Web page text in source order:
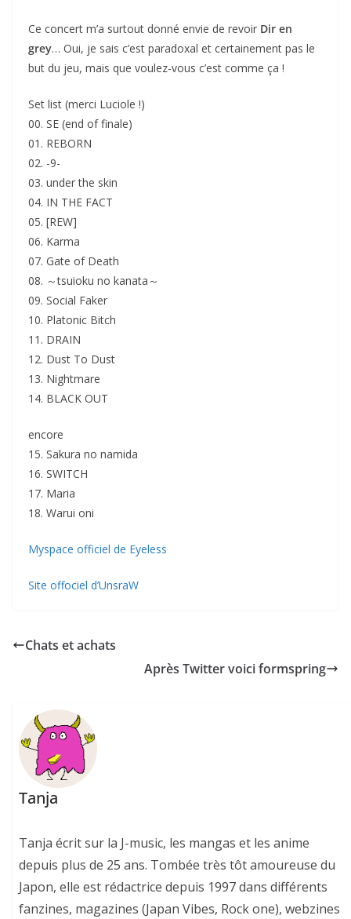
Ce concert m’a surtout donné envie de revoir Dir en
grey… Oui, je sais c’est paradoxal et certainement pas le
but du jeu, mais que voulez-vous c’est comme ça !
Set list (merci Luciole !)
00. SE (end of finale)
01. REBORN
02. -9-
03. under the skin
04. IN THE FACT
05. [REW]
06. Karma
07. Gate of Death
08. ～tsuioku no kanata～
09. Social Faker
10. Platonic Bitch
11. DRAIN
12. Dust To Dust
13. Nightmare
14. BLACK OUT
encore
15. Sakura no namida
16. SWITCH
17. Maria
18. Warui oni
Myspace officiel de Eyeless
Site offociel d’UnsraW
Chats et achats
Après Twitter voici formspring
Tanja
Tanja écrit sur la J-music, les mangas et les anime
depuis plus de 25 ans. Tombée très tôt amoureuse du
Japon, elle est rédactrice depuis 1997 dans différents
fanzines, magazines (Japan Vibes, Rock one), webzines